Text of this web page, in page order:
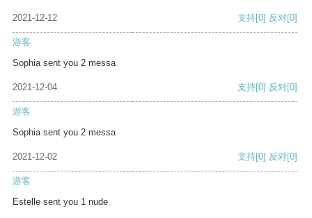
2021-12-12 支持[0] 反对[0]
游客
Sophia sent you 2 messa
2021-12-04 支持[0] 反对[0]
游客
Sophia sent you 2 messa
2021-12-02 支持[0] 反对[0]
游客
Estelle sent you 1 nude